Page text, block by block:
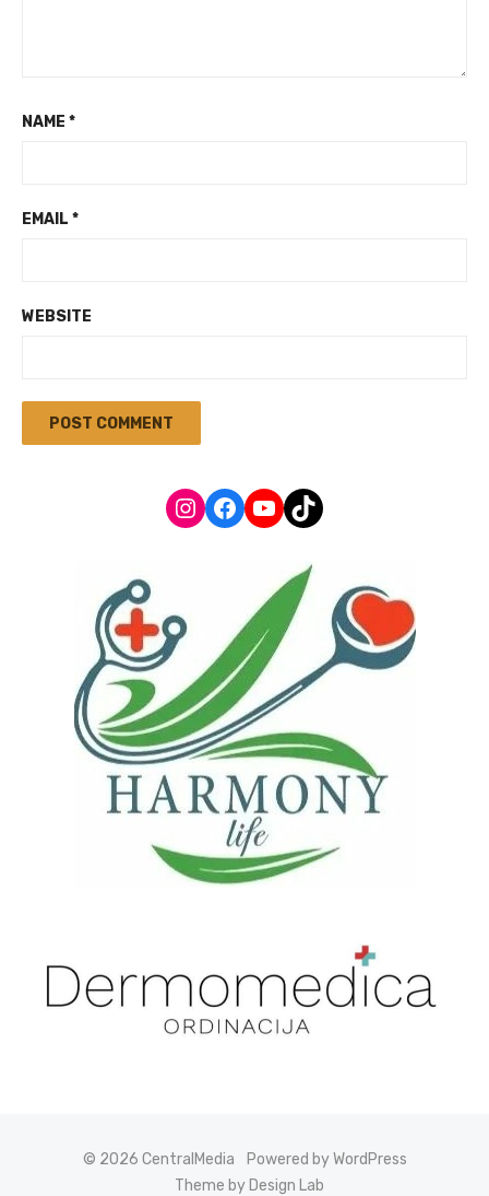
NAME *
EMAIL *
WEBSITE
Instagram
Facebook
YouTube
TikTok
© 2026 CentralMedia
Powered by WordPress
Theme by Design Lab